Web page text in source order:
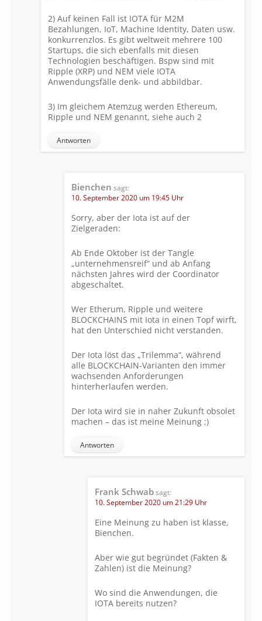
2) Auf keinen Fall ist IOTA für M2M
Bezahlungen, IoT, Machine Identity, Daten usw.
konkurrenzlos. Es gibt weltweit mehrere 100
Startups, die sich ebenfalls mit diesen
Technologien beschäftigen. Bspw sind mit
Ripple (XRP) und NEM viele IOTA
Anwendungsfälle denk- und abbildbar.
3) Im gleichem Atemzug werden Ethereum,
Ripple und NEM genannt, siehe auch 2
Antworten
Bienchen sagt:
10. September 2020 um 19:45 Uhr
Sorry, aber der Iota ist auf der
Zielgeraden:
Ab Ende Oktober ist der Tangle
„unternehmensreif“ und ab Anfang
nächsten Jahres wird der Coordinator
abgeschaltet.
Wer Etherum, Ripple und weitere
BLOCKCHAINS mit Iota in einen Topf wirft,
hat den Unterschied nicht verstanden.
Der Iota löst das „Trilemma“, während
alle BLOCKCHAIN-Varianten den immer
wachsenden Anforderungen
hinterherlaufen werden.
Der Iota wird sie in naher Zukunft obsolet
machen – das ist meine Meinung ;)
Antworten
Frank Schwabsagt:
10. September 2020 um 21:29 Uhr
Eine Meinung zu haben ist klasse,
Bienchen.
Aber wie gut begründet (Fakten &
Zahlen) ist die Meinung?
Wo sind die Anwendungen, die
IOTA bereits nutzen?